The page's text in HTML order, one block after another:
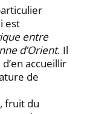
est
entre
d’Orient. Il
accueillir
de
fruit du